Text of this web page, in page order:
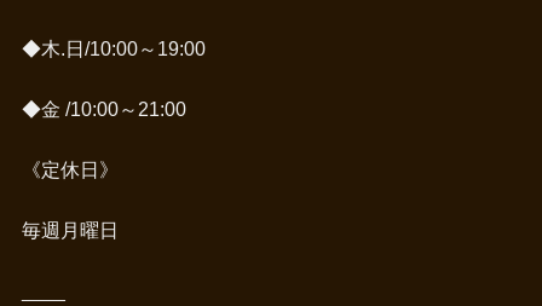
◆木.日/10:00～19:00
◆金 /10:00～21:00
《定休日》
毎週月曜日